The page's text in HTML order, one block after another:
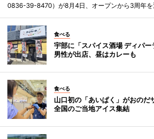
0836-39-8470）が8月4日、オープンから3周年を
食べる
宇部に「スパイス酒場 ディパ
男性が出店、昼はカレーも
食べる
山口初の「あいぱく」がおの
全国のご当地アイス集結